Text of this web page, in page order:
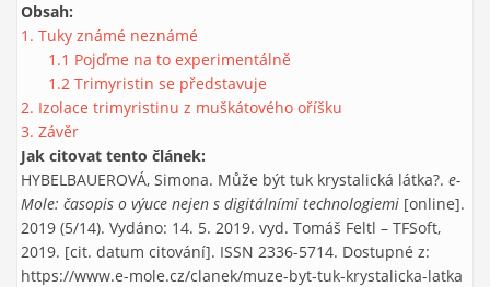
Obsah:
1. Tuky známé neznámé
1.1 Pojďme na to experimentálně
1.2 Trimyristin se představuje
2. Izolace trimyristinu z muškátového oříšku
3. Závěr
Jak citovat tento článek:
HYBELBAUEROVÁ, Simona. Může být tuk krystalická látka?. e-
Mole: časopis o výuce nejen s digitálními technologiemi [online].
2019 (5/14). Vydáno: 14. 5. 2019. vyd. Tomáš Feltl – TFSoft,
2019. [cit. datum citování]. ISSN 2336-5714. Dostupné z:
https://www.e-mole.cz/clanek/muze-byt-tuk-krystalicka-latka